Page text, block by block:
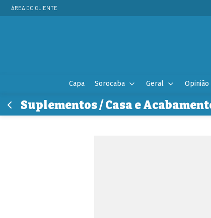
ÁREA DO CLIENTE
Capa Sorocaba Geral Opinião
Suplementos / Casa e